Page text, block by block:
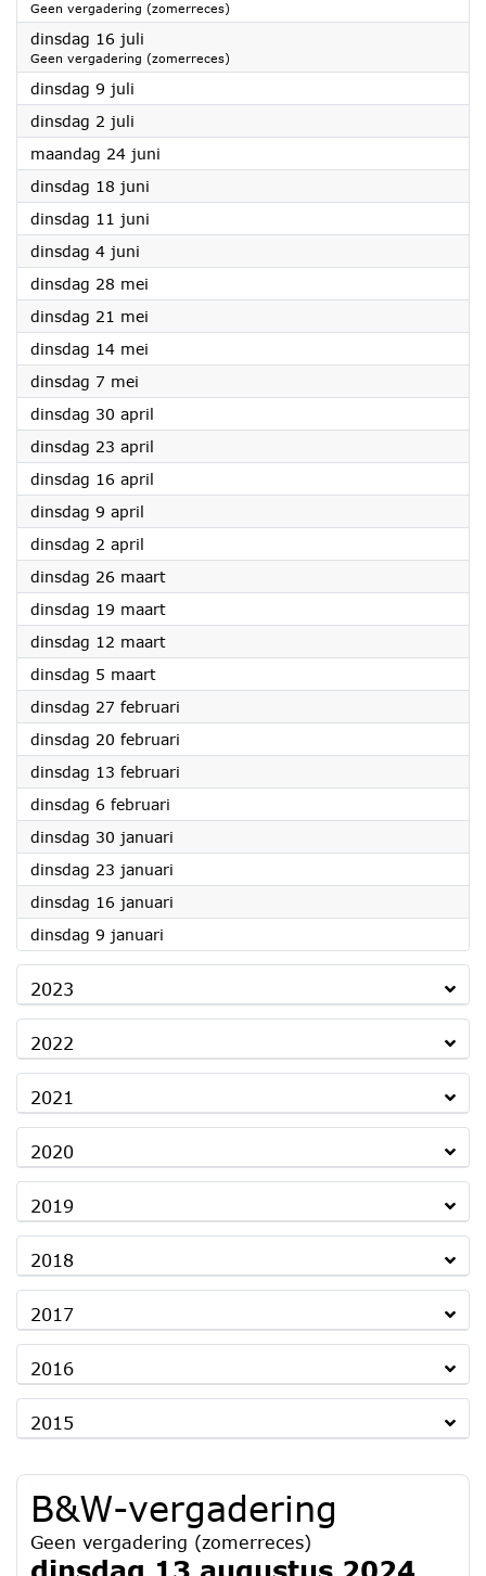
Geen vergadering (zomerreces)
dinsdag 16 juli
Geen vergadering (zomerreces)
dinsdag 9 juli
dinsdag 2 juli
maandag 24 juni
dinsdag 18 juni
dinsdag 11 juni
dinsdag 4 juni
dinsdag 28 mei
dinsdag 21 mei
dinsdag 14 mei
dinsdag 7 mei
dinsdag 30 april
dinsdag 23 april
dinsdag 16 april
dinsdag 9 april
dinsdag 2 april
dinsdag 26 maart2024
dinsdag 19 maart2024
dinsdag 12 maart2024
dinsdag 5 maart2024
dinsdag 27 februari
dinsdag 20 februari
dinsdag 13 februari
dinsdag 6 februari
dinsdag 30 januari
dinsdag 23 januari
dinsdag 16 januari
dinsdag 9 januari
2023
2022
2021
2020
2019
2018
2017
2016
2015
B&W-vergadering
Geen vergadering (zomerreces)